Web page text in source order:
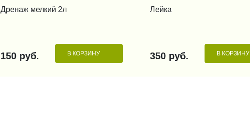
Дренаж мелкий 2л
150 руб. В КОРЗИНУ
Лейка
350 руб. В КОРЗИНУ